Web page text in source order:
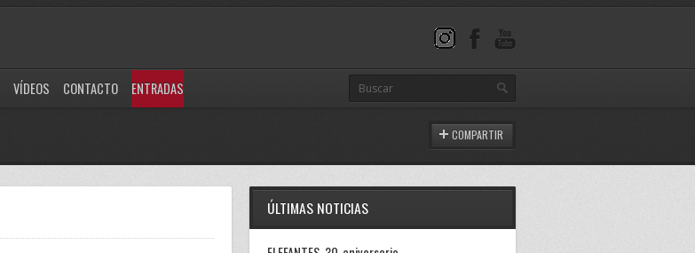
VÍDEOS CONTACTO ENTRADAS
COMPARTIR
ÚLTIMAS NOTICIAS